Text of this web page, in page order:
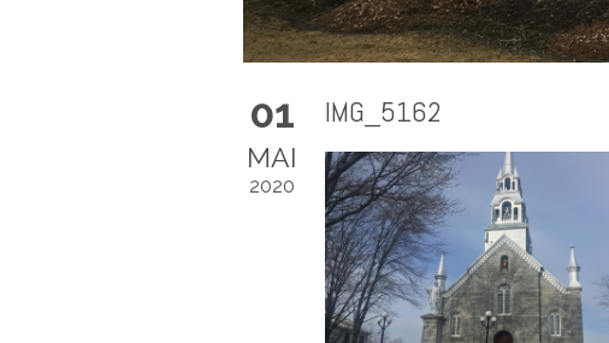
01
MAI
2020
IMG_5162